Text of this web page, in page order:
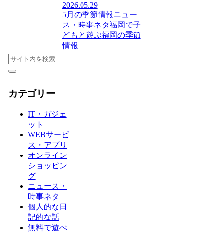
2026.05.29
5月の季節情報ニュー
ス・時事ネタ福岡で子
どもと遊ぶ福岡の季節
情報
カテゴリー
IT・ガジェ
ット
WEBサービ
ス・アプリ
オンライン
ショッピン
グ
ニュース・
時事ネタ
個人的な日
記的な話
無料で遊べ